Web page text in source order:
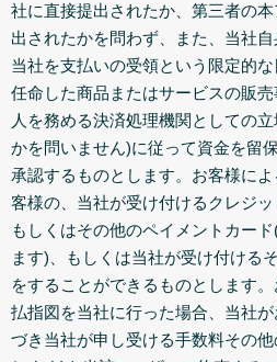
社に直接提出されたか、第三者の
出されたかを問わず、また、当社自
当社を支払いの受領という限定的
任命した商品またはサービスの販
人を務める決済処理機関としての
かを問いません)に従って資金を留
承認するものとします。お客様に
客様の、当社が受け付けるクレジ
もしくはその他のペイメントカー
ます)、もしくは当社が受け付ける
をすることができるものとします
払指図を当社に行った場合、当社
づき当社が申し受ける手数料その